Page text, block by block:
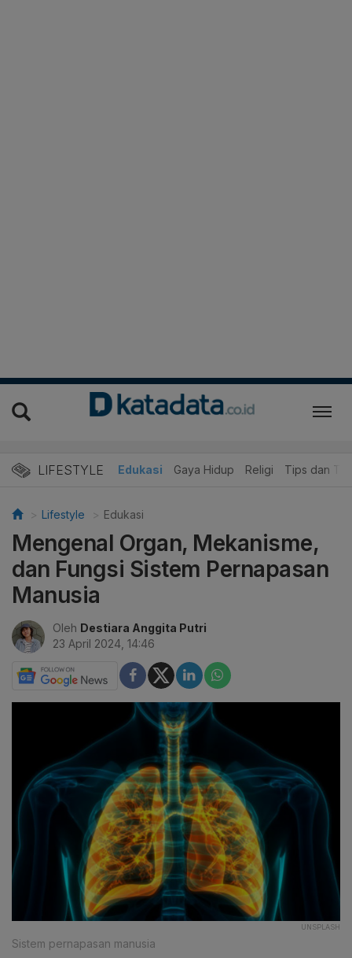
LIFESTYLE
Wisata dan Kuliner Edukasi Gaya Hidup Religi Tips dan Trik
Lifestyle Edukasi
Mengenal Organ, Mekanisme,
dan Fungsi Sistem Pernapasan
Manusia
Oleh Destiara Anggita Putri
23 April 2024, 14:46
UNSPLASH
Sistem pernapasan manusia